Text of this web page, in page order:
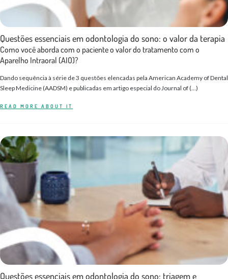
Questões essenciais em odontologia do sono: o valor da terapia
Como você aborda com o paciente o valor do tratamento com o
Aparelho Intraoral (AIO)?
Dando sequência à série de 3 questões elencadas pela American Academy of Dental
Sleep Medicine (AADSM) e publicadas em artigo especial do Journal of (…)
READ MORE ABOUT IT
Questões essenciais em odontologia do sono: triagem e